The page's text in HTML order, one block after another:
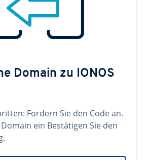
Domain zu IONOS
Fordern Sie den Code an.
ein Bestätigen Sie den